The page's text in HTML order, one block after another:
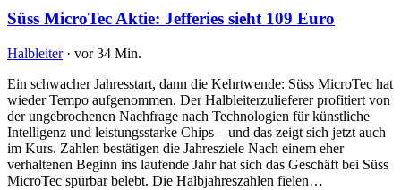
Süss MicroTec Aktie: Jefferies sieht 109 Euro
Halbleiter · vor 34 Min.
Ein schwacher Jahresstart, dann die Kehrtwende: Süss MicroTec hat
wieder Tempo aufgenommen. Der Halbleiterzulieferer profitiert von
der ungebrochenen Nachfrage nach Technologien für künstliche
Intelligenz und leistungsstarke Chips – und das zeigt sich jetzt auch
im Kurs. Zahlen bestätigen die Jahresziele Nach einem eher
verhaltenen Beginn ins laufende Jahr hat sich das Geschäft bei Süss
MicroTec spürbar belebt. Die Halbjahreszahlen fielen…